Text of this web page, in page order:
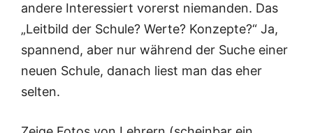
andere Interessiert vorerst niemanden. Das
„Leitbild der Schule? Werte? Konzepte?“ Ja,
spannend, aber nur während der Suche einer
neuen Schule, danach liest man das eher
selten.